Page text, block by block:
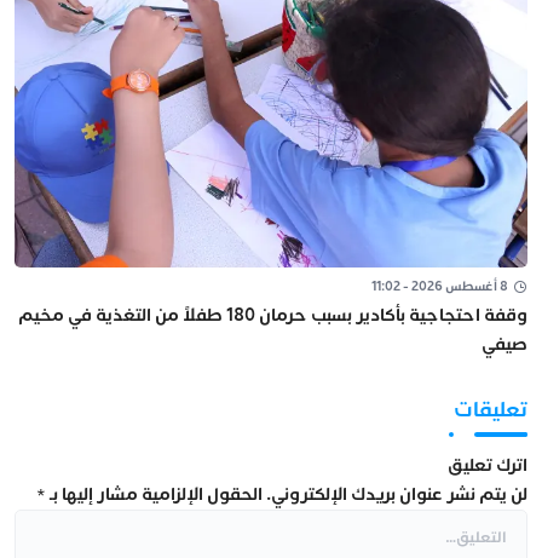
8 أغسطس 2026 - 11:02
وقفة احتجاجية بأكادير بسبب حرمان 180 طفلاً من التغذية في مخيم
صيفي
تعليقات
اترك تعليق
لن يتم نشر عنوان بريدك الإلكتروني. الحقول الإلزامية مشار إليها بـ*